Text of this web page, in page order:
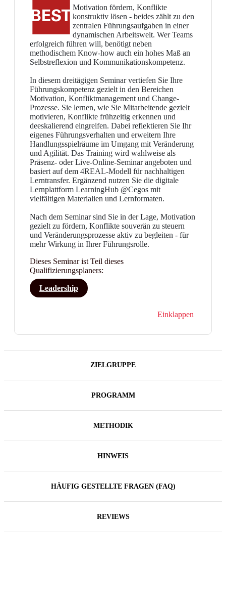
Motivation fördern, Konflikte
konstruktiv lösen - beides zählt zu den
zentralen Führungsaufgaben in einer
dynamischen Arbeitswelt. Wer Teams
erfolgreich führen will, benötigt neben
methodischem Know-how auch ein hohes Maß an
Selbstreflexion und Kommunikationskompetenz.
In diesem dreitägigen Seminar vertiefen Sie Ihre
Führungskompetenz gezielt in den Bereichen
Motivation, Konfliktmanagement und Change-
Prozesse. Sie lernen, wie Sie Mitarbeitende gezielt
motivieren, Konflikte frühzeitig erkennen und
deeskalierend eingreifen. Dabei reflektieren Sie Ihr
eigenes Führungsverhalten und erweitern Ihre
Handlungsspielräume im Umgang mit Veränderung
und Agilität. Das Training wird wahlweise als
Präsenz- oder Live-Online-Seminar angeboten und
basiert auf dem 4REAL-Modell für nachhaltigen
Lerntransfer. Ergänzend nutzen Sie die digitale
Lernplattform LearningHub @Cegos mit
vielfältigen Materialien und Lernformaten.
Nach dem Seminar sind Sie in der Lage, Motivation
gezielt zu fördern, Konflikte souverän zu steuern
und Veränderungsprozesse aktiv zu begleiten - für
mehr Wirkung in Ihrer Führungsrolle.
Dieses Seminar ist Teil dieses
Qualifizierungsplaners:
Leadership
Einklappen
ZIELGRUPPE
PROGRAMM
METHODIK
HINWEIS
HÄUFIG GESTELLTE FRAGEN (FAQ)
REVIEWS